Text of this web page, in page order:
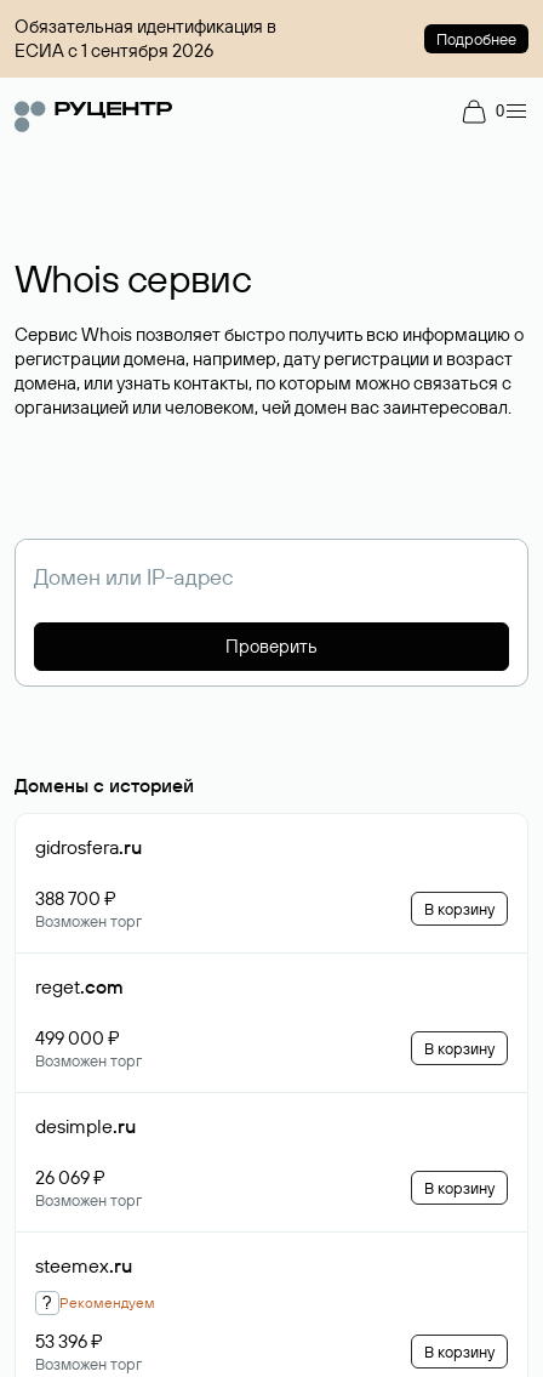
Обязательная идентификация в
ЕСИА с 1 сентября 2026
Подробнее
0
Whois сервис
Сервис Whois позволяет быстро получить всю информацию о
регистрации домена, например, дату регистрации и возраст
домена, или узнать контакты, по которым можно связаться с
организацией или человеком, чей домен вас заинтересовал.
Проверить
Домены с историей
gidrosfera.ru
388 700 ₽
Возможен торг
В корзину
reget.com
499 000 ₽
Возможен торг
В корзину
desimple.ru
26 069 ₽
Возможен торг
В корзину
steemex.ru
? Рекомендуем
53 396 ₽
Возможен торг
В корзину